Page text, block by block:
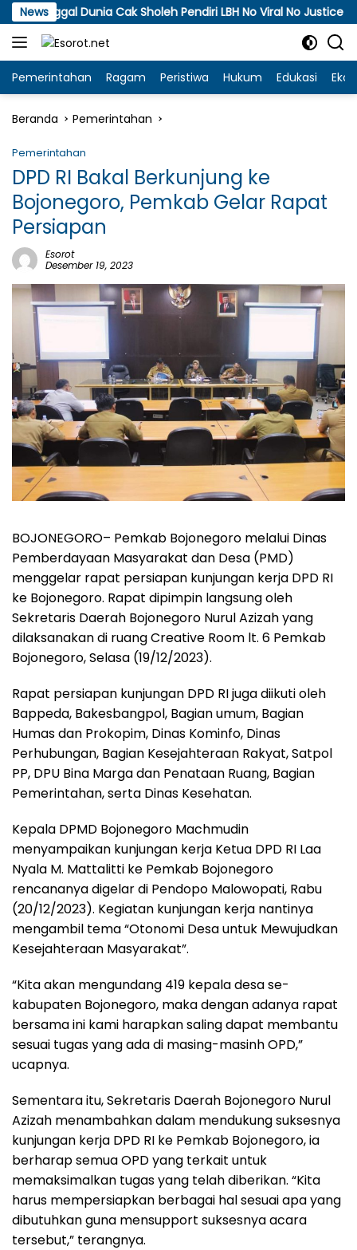
Langsung
ke
konten
News
Dunia Cak Sholeh Pendiri LBH No Viral No Justice
Pemerintahan Ragam Peristiwa Hukum Edukasi
Beranda Pemerintahan
Pemerintahan
DPD RI Bakal Berkunjung ke
Bojonegoro, Pemkab Gelar Rapat
Persiapan
Esorot
Desember 19, 2023
BOJONEGORO– Pemkab Bojonegoro melalui Dinas
Pemberdayaan Masyarakat dan Desa (PMD)
menggelar rapat persiapan kunjungan kerja DPD RI
ke Bojonegoro. Rapat dipimpin langsung oleh
Sekretaris Daerah Bojonegoro Nurul Azizah yang
dilaksanakan di ruang Creative Room lt. 6 Pemkab
Bojonegoro, Selasa (19/12/2023).
Rapat persiapan kunjungan DPD RI juga diikuti oleh
Bappeda, Bakesbangpol, Bagian umum, Bagian
Humas dan Prokopim, Dinas Kominfo, Dinas
Perhubungan, Bagian Kesejahteraan Rakyat, Satpol
PP, DPU Bina Marga dan Penataan Ruang, Bagian
Pemerintahan, serta Dinas Kesehatan.
Kepala DPMD Bojonegoro Machmudin
menyampaikan kunjungan kerja Ketua DPD RI Laa
Nyala M. Mattalitti ke Pemkab Bojonegoro
rencananya digelar di Pendopo Malowopati, Rabu
(20/12/2023). Kegiatan kunjungan kerja nantinya
mengambil tema “Otonomi Desa untuk Mewujudkan
Kesejahteraan Masyarakat”.
“Kita akan mengundang 419 kepala desa se-
kabupaten Bojonegoro, maka dengan adanya rapat
bersama ini kami harapkan saling dapat membantu
sesuai tugas yang ada di masing-masinh OPD,”
ucapnya.
Sementara itu, Sekretaris Daerah Bojonegoro Nurul
Azizah menambahkan dalam mendukung suksesnya
kunjungan kerja DPD RI ke Pemkab Bojonegoro, ia
berharap semua OPD yang terkait untuk
memaksimalkan tugas yang telah diberikan. “Kita
harus mempersiapkan berbagai hal sesuai apa yang
dibutuhkan guna mensupport suksesnya acara
tersebut,” terangnya.